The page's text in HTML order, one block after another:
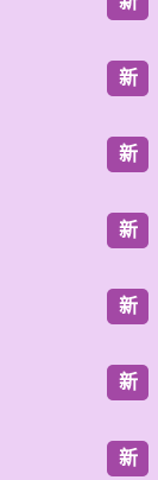
新
新
新
新
新
新